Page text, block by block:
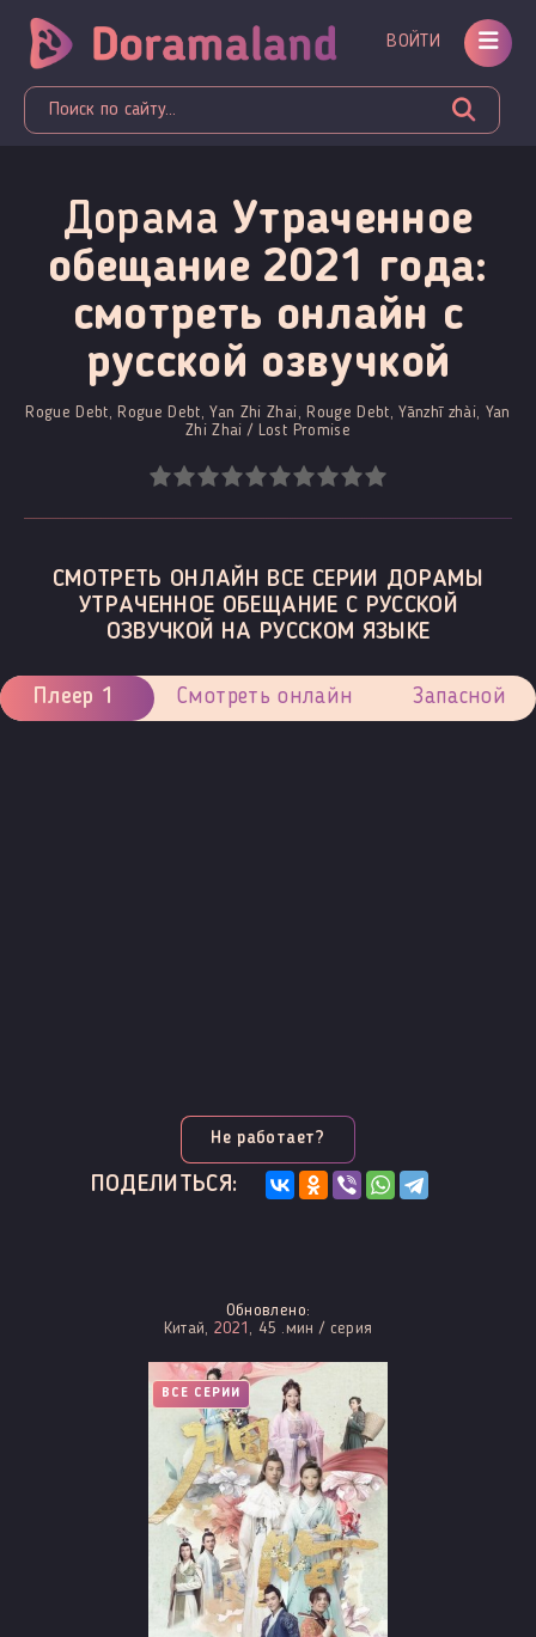
ВОЙТИ
Дорама Утраченное
обещание 2021 года:
смотреть онлайн c
русской озвучкой
Rogue Debt, Rogue Debt, Yan Zhi Zhai, Rouge Debt, Yānzhī zhài, Yan
Zhi Zhai / Lost Promise
СМОТРЕТЬ ОНЛАЙН ВСЕ СЕРИИ ДОРАМЫ
УТРАЧЕННОЕ ОБЕЩАНИЕ С РУССКОЙ
ОЗВУЧКОЙ НА РУССКОМ ЯЗЫКЕ
Плеер 1 Смотреть онлайн Запасной
Не работает?
ПОДЕЛИТЬСЯ:
Обновлено:
Китай,2021 , 45 .мин / серия
ВСЕ СЕРИИ